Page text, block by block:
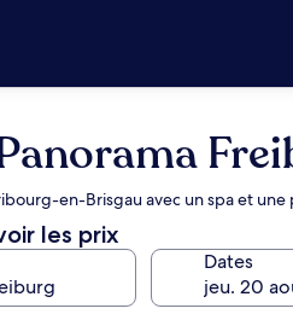
en-Brisgau avec un spa et
les prix
Dates